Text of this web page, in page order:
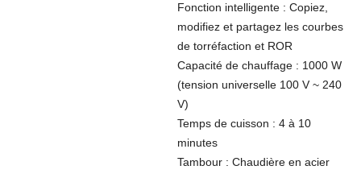
Fonction intelligente : Copiez,
modifiez et partagez les courbes
de torréfaction et ROR
Capacité de chauffage : 1000 W
(tension universelle 100 V ~ 240
V)
Temps de cuisson : 4 à 10
minutes
Tambour : Chaudière en acier